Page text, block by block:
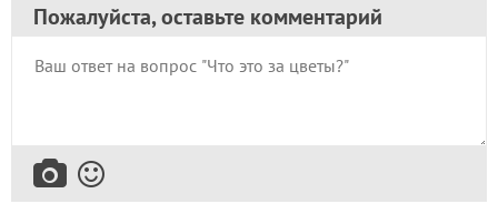
Пожалуйста, оставьте комментарий